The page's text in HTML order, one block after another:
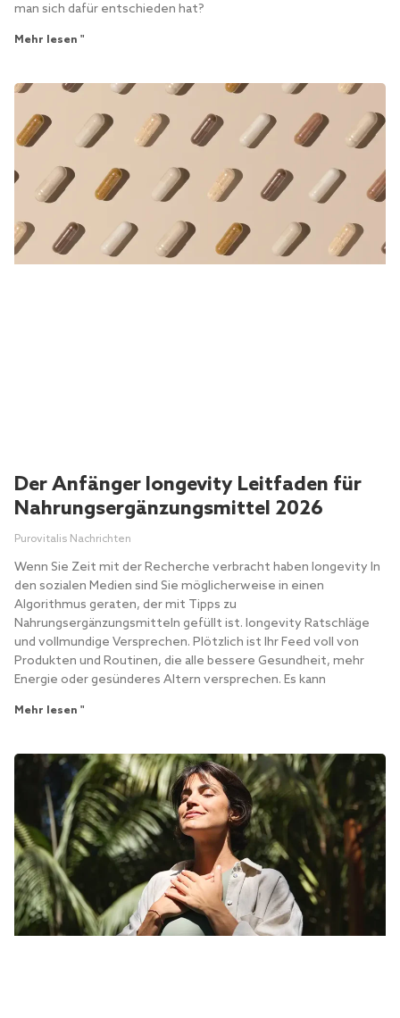
man sich dafür entschieden hat?
Mehr lesen "
Der Anfänger longevity Leitfaden für
Nahrungsergänzungsmittel 2026
Purovitalis Nachrichten
Wenn Sie Zeit mit der Recherche verbracht haben longevity In
den sozialen Medien sind Sie möglicherweise in einen
Algorithmus geraten, der mit Tipps zu
Nahrungsergänzungsmitteln gefüllt ist. longevity Ratschläge
und vollmundige Versprechen. Plötzlich ist Ihr Feed voll von
Produkten und Routinen, die alle bessere Gesundheit, mehr
Energie oder gesünderes Altern versprechen. Es kann
Mehr lesen "